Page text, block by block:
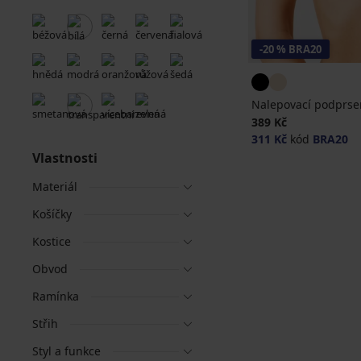
Vlastnosti
Materiál
Košíčky
Kostice
Obvod
Ramínka
Střih
Styl a funkce
-20 % BRA20
Nalepovací
389 Kč
311 Kč kód BRA20